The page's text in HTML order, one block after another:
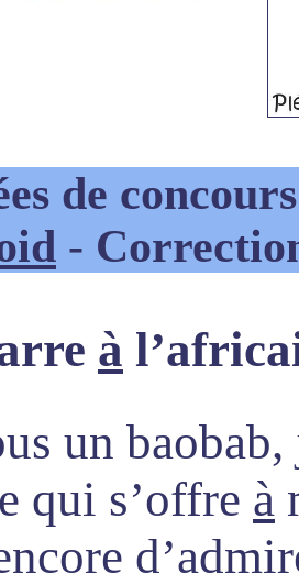
de
-
à
un
qui s’offre à